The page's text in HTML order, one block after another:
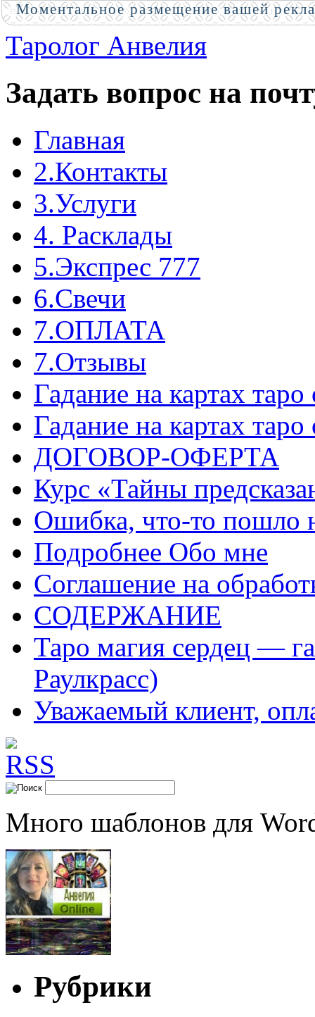
Таролог Анвелия
Задать вопрос на
Главная
2.Контакты
3.Услуги
4. Расклады
5.Экспрес 777
6.Свечи
7.ОПЛАТА
7.Отзывы
Гадание на картах
Гадание на картах
ДОГОВОР-ОФЕРТА
Курс «Тайны
Ошибка, что-то пошло
Подробнее Обо мне
Соглашение на
СОДЕРЖАНИЕ
Таро магия сердец —
Раулкрасс)
Уважаемый клиент,
Много шаблонов для
Рубрики
Моментальное размещение вашей